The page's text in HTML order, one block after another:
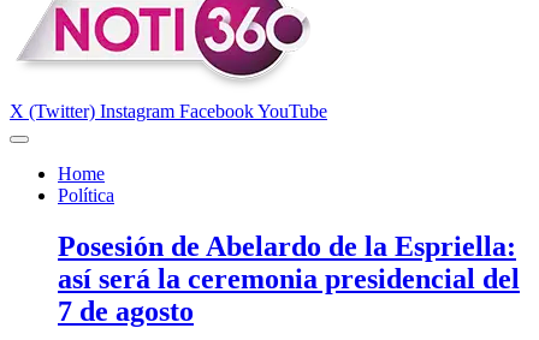
X (Twitter) Instagram FacebookYouTube
Home
Política
Posesión de Abelardo de la Espriella:
así será la ceremonia presidencial del
7 de agosto